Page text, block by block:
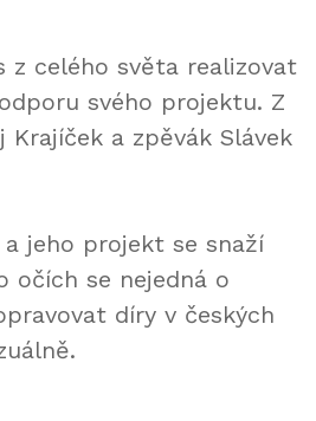
z celého světa realizovat
svého projektu. Z
a zpěvák Slávek
jeho projekt se snaží
očích se nejedná o
díry v českých